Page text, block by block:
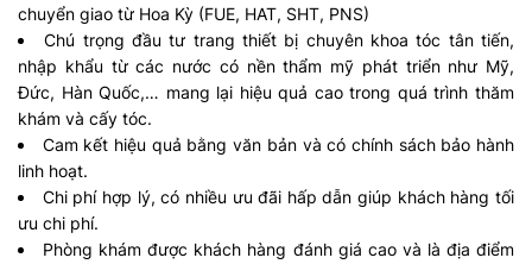
chuyển giao từ Hoa Kỳ (FUE, HAT, SHT, PNS)
Chú trọng đầu tư trang thiết bị chuyên khoa tóc tân tiến,
nhập khẩu từ các nước có nền thẩm mỹ phát triển như Mỹ,
Đức, Hàn Quốc,… mang lại hiệu quả cao trong quá trình thăm
khám và cấy tóc.
Cam kết hiệu quả bằng văn bản và có chính sách bảo hành
linh hoạt.
Chi phí hợp lý, có nhiều ưu đãi hấp dẫn giúp khách hàng tối
ưu chi phí.
Phòng khám được khách hàng đánh giá cao và là địa điểm